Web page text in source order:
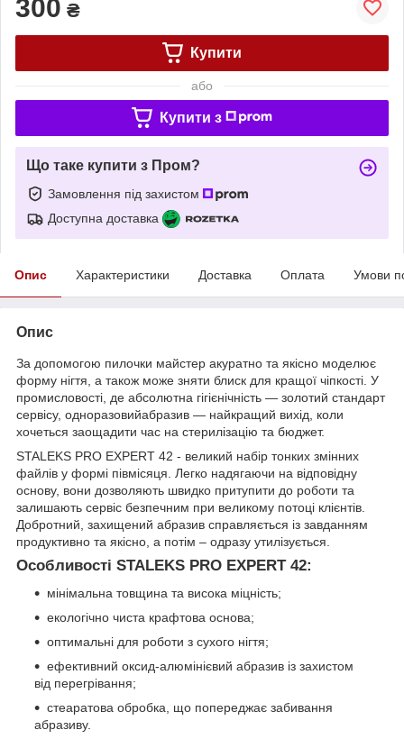
300 ₴
Купити
або
Купити з
Що таке купити з Пром?
Замовлення під захистом
Доступна доставка
Опис Характеристики Доставка Оплата Умови
Опис
За допомогою пилочки майстер акуратно та якісно моделює
форму нігтя, а також може зняти блиск для кращої чіпкості. У
промисловості, де абсолютна гігієнічність — золотий стандарт
сервісу, одноразовийабразив — найкращий вихід, коли
хочеться заощадити час на стерилізацію та бюджет.
STALEKS PRO EXPERT 42 - великий набір тонких змінних
файлів у формі півмісяця. Легко надягаючи на відповідну
основу, вони дозволяють швидко притупити до роботи та
залишають сервіс безпечним при великому потоці клієнтів.
Добротний, захищений абразив справляється із завданням
продуктивно та якісно, ​​а потім – одразу утилізується.
Особливості STALEKS PRO EXPERT 42:
мінімальна товщина та висока міцність;
екологічно чиста крафтова основа;
оптимальні для роботи з сухого нігтя;
ефективний оксид-алюмінієвий абразив із захистом
від перегрівання;
стеаратова обробка, що попереджає забивання
абразиву.